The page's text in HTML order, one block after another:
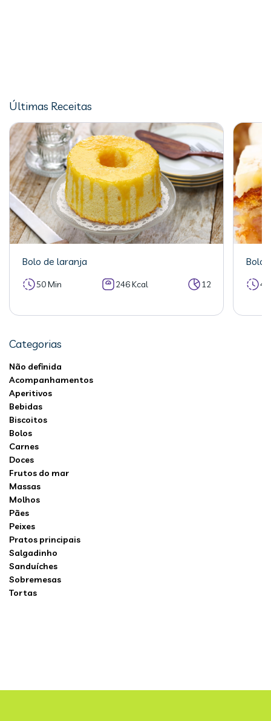
Últimas Receitas
Bolo de laranja
50 Min 246 Kcal 12
Bolo
Categorias
Não definida
Acompanhamentos
Aperitivos
Bebidas
Biscoitos
Bolos
Carnes
Doces
Frutos do mar
Massas
Molhos
Pães
Peixes
Pratos principais
Salgadinho
Sanduíches
Sobremesas
Tortas